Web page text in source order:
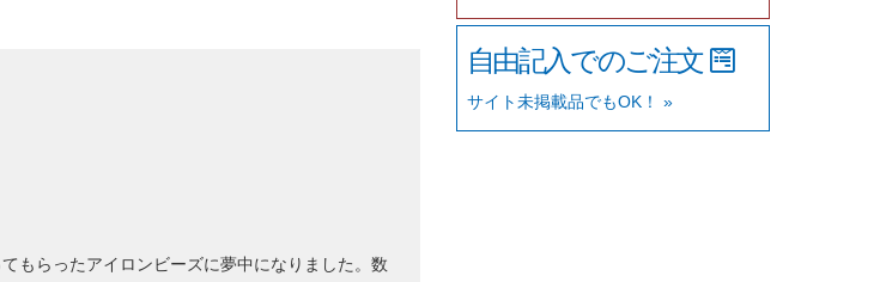
もらったアイロンビーズに夢中になりました。数
自由記入でのご注文
サイト未掲載品でもOK！ »